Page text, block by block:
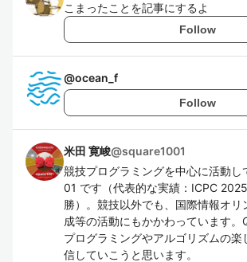
こまったことを記事にするよ
Follow
@ocean_f
Follow
米田 寛峻@square1001
競技プログラミングを中心に活動
01 です（代表的な実績：ICPC
勝）。競技以外でも、国際情報オリ
成等の活動にもかかわっています
プログラミングやアルゴリズムの楽
信していこうと思います。